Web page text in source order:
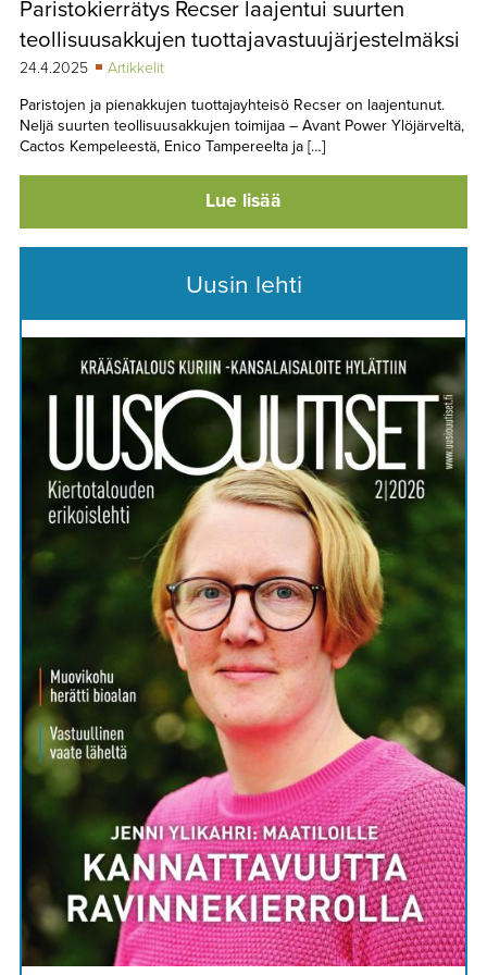
TAPAHTUMAT
YHTEYSTIEDOT
Paristokierrätys Recser laajentui suurten
teollisuusakkujen tuottajavastuujärjestelmäksi
24.4.2025
Artikkelit
Paristojen ja pienakkujen tuottajayhteisö Recser on laajentunut.
Neljä suurten teollisuusakkujen toimijaa – Avant Power Ylöjärveltä,
Cactos Kempeleestä, Enico Tampereelta ja […]
Lue lisää
Uusin lehti